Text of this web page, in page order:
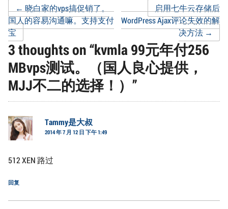
Post
navigation
← 晓白家的vps搞促销了。
国人的容易沟通嘛。支持支付
宝
启用七牛云存储后
WordPress Ajax评论失效的解
决方法→
3 thoughts on “kvmla 99元年付256
MBvps测试。（国人良心提供，
MJJ不二的选择！） ”
Tammy是大叔
道：
2014 年 7 月 12 日 下午 1:49
512 XEN 路过
回复